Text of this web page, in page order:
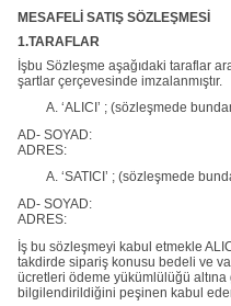
MESAFELİ SATIŞ SÖZLEŞMESİ
1.TARAFLAR
İşbu Sözleşme aşağıdaki taraflar
şartlar çerçevesinde imzalanmıştır.
‘ALICI’ ; (sözleşmede
AD- SOYAD:
ADRES:
‘SATICI’ ; (sözleşmede
AD- SOYAD:
ADRES:
İş bu sözleşmeyi kabul etmekle
takdirde sipariş konusu bedeli ve
ücretleri ödeme yükümlülüğü
bilgilendirildiğini peşinen kabul